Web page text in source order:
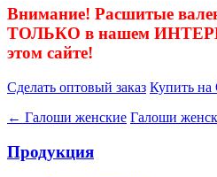
Внимание! Расшитые
ТОЛЬКО в нашем
этом сайте!
Сделать оптовый заказ Купить на
← Галоши женские Галоши
Продукция